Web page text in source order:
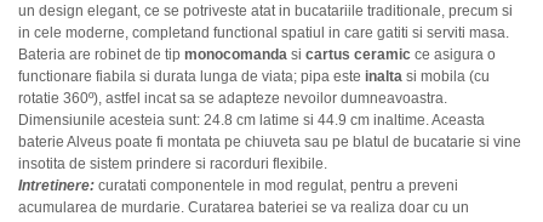
un design elegant, ce se potriveste atat in bucatariile traditionale, precum si
in cele moderne, completand functional spatiul in care gatiti si serviti masa.
Bateria are robinet de tip monocomanda si cartus ceramic ce asigura o
functionare fiabila si durata lunga de viata; pipa este inalta si mobila (cu
rotatie 360º), astfel incat sa se adapteze nevoilor dumneavoastra.
Dimensiunile acesteia sunt: 24.8 cm latime si 44.9 cm inaltime. Aceasta
baterie Alveus poate fi montata pe chiuveta sau pe blatul de bucatarie si vine
insotita de sistem prindere si racorduri flexibile.
Intretinere: curatati componentele in mod regulat, pentru a preveni
acumularea de murdarie. Curatarea bateriei se va realiza doar cu un